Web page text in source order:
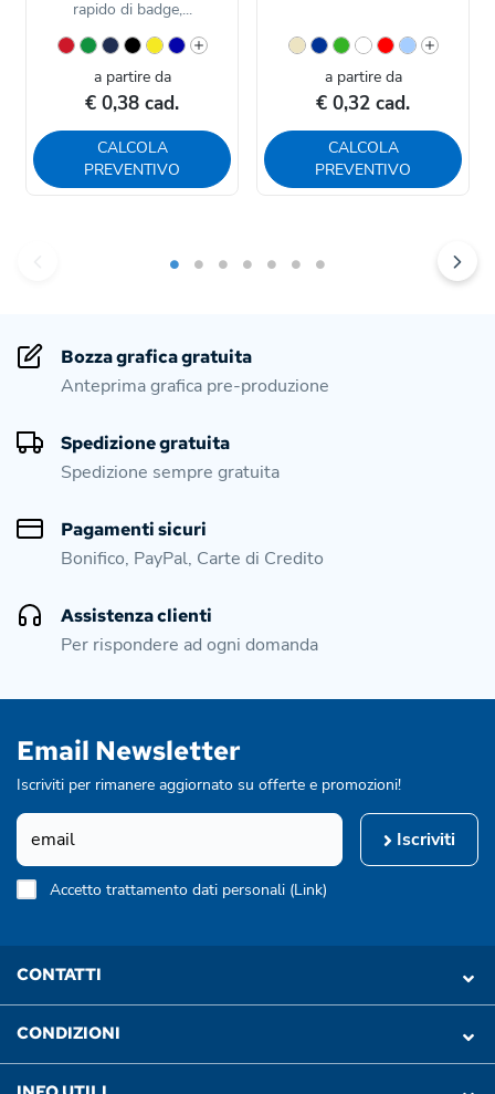
rapido di badge,...
a partire da
€ 0,38 cad.
CALCOLA
PREVENTIVO
a partire da
€ 0,32 cad.
CALCOLA
PREVENTIVO
Bozza grafica gratuita
Anteprima grafica pre-produzione
Spedizione gratuita
Spedizione sempre gratuita
Pagamenti sicuri
Bonifico, PayPal, Carte di Credito
Assistenza clienti
Per rispondere ad ogni domanda
Email Newsletter
Iscriviti per rimanere aggiornato su offerte e promozioni!
Iscriviti
Accetto trattamento dati personali (Link)
CONTATTI
CONDIZIONI